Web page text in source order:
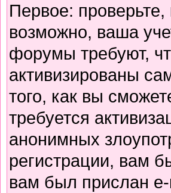
Первое:
возможно, ваша
форумы требуют,
активизированы
того, как вы
требуется
анонимных
регистрации, вам
вам был прислан